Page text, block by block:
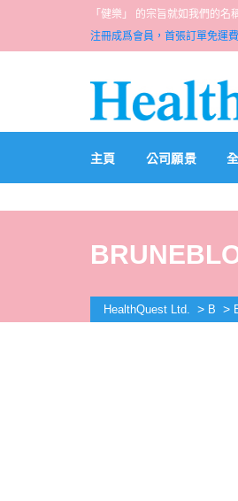
「健樂」 的宗旨就如我們的
注冊成爲會員，首張訂單免運費
主頁 公司願景
HealthQuest Ltd. > B >